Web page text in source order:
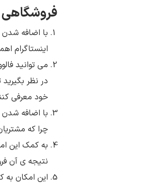
با اضافه
اینستاگرام
می توانید
در نظر
خود معرفی
با اضافه شدن
چرا که
به کمک این
نتیجه ی آن